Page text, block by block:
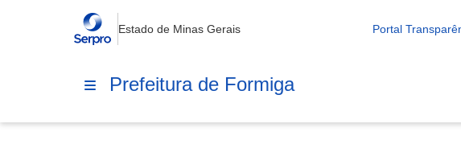
Estado de Minas Gerais Portal
Prefeitura de Formiga